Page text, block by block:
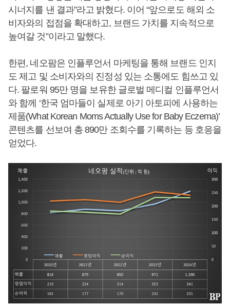
시너지를 낸 결과”라고 밝혔다. 이어 “앞으로도 해외 소
비자와의 접점을 확대하고, 브랜드 가치를 지속적으로
높여갈 것”이라고 말했다.
한편, 네오팜은 인플루언서 마케팅을 통해 브랜드 인지
도 제고 및 소비자와의 진정성 있는 소통에도 힘쓰고 있
다. 팔로워 95만 명을 보유한 글로벌 메디컬 인플루언서
와 함께 ‘한국 엄마들이 실제로 아기 아토피에 사용하는
제품(What Korean Moms Actually Use for Baby Eczema)’
콘텐츠를 선보여 총 890만 조회수를 기록하는 등 호응을
얻었다.